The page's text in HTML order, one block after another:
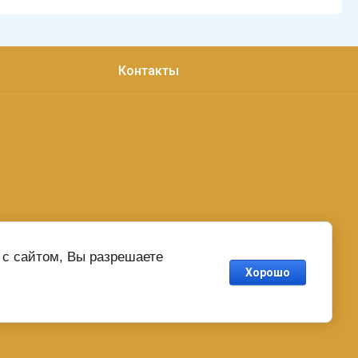
Контакты
сайтом, Вы разрешаете
Хорошо